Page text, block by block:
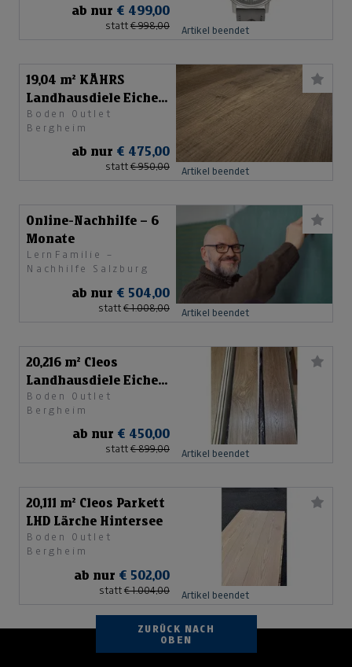
ab nur € 499,00
statt € 998,00 Artikel beendet
19,04 m² KÄHRS
Landhausdiele Eiche
Alva grau
Boden Outlet
Bergheim
ab nur € 475,00
statt € 950,00 Artikel beendet
Online-Nachhilfe – 6
Monate
LernFamilie –
Nachhilfe Salzburg
ab nur € 504,00
statt € 1.008,00 Artikel beendet
20,216 m² Cleos
Landhausdiele Eiche
Teneriffa
Boden Outlet
Bergheim
ab nur € 450,00
statt € 899,00 Artikel beendet
20,111 m² Cleos Parkett
LHD Lärche Hintersee
Boden Outlet
Bergheim
ab nur € 502,00
statt € 1.004,00 Artikel beendet
ZURÜCK NACH
OBEN